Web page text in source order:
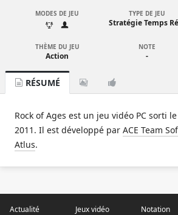
MODES DE JEU TYPE DE JEU
Stratégie Temps
THÈME DU JEU
Action
NOTE
-
RÉSUMÉ
Rock of Ages est un jeu vidéo PC sorti
2011. Il est développé par ACE Team
Atlus.
Actualité
Jeux vidéo
Notation